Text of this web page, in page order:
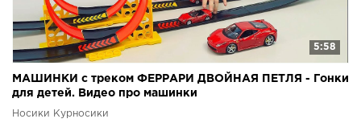
5:58
МАШИНКИ с треком ФЕРРАРИ ДВОЙНАЯ ПЕТЛЯ - Гонки
для детей. Видео про машинки
Носики Курносики